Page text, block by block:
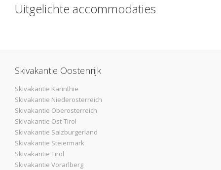
Uitgelichte accommodaties
Skivakantie Oostenrijk
Skivakantie Karinthie
Skivakantie Niederosterreich
Skivakantie Oberosterreich
Skivakantie Ost-Tirol
Skivakantie Salzburgerland
Skivakantie Steiermark
Skivakantie Tirol
Skivakantie Vorarlberg